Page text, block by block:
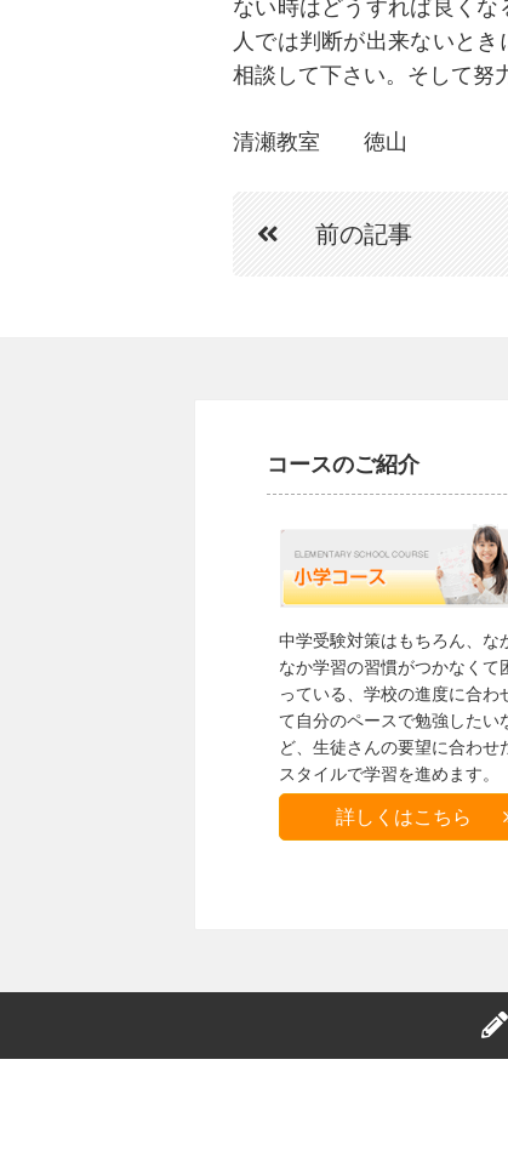
ない時はどうすれば良く
人では判断が出来ないと
相談して下さい。そして努
清瀬教室 徳山
前の記事
コースのご紹介
中学受験対策はもちろん、な
なか学習の習慣がつかなくて
っている、学校の進度に合わ
て自分のペースで勉強したい
ど、生徒さんの要望に合わせ
スタイルで学習を進めます。
詳しくはこちら